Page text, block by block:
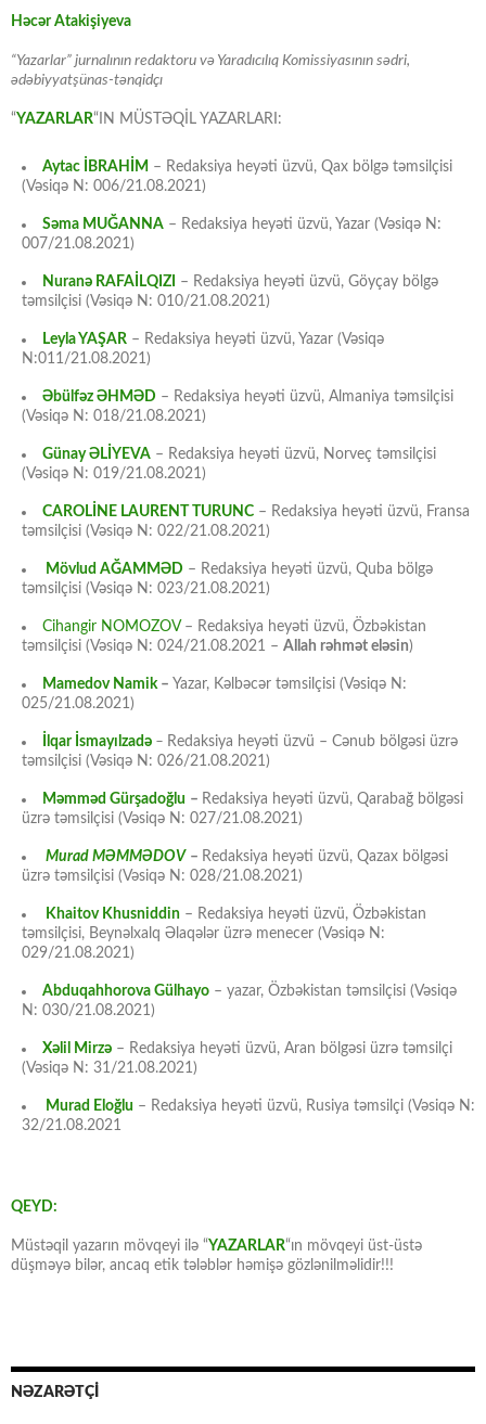
Həcər Atakişiyeva
“Yazarlar” jurnalının redaktoru və Yaradıcılıq Komissiyasının sədri,
ədəbiyyatşünas-tənqidçı
“YAZARLAR“IN MÜSTƏQİL YAZARLARI:
Aytac İBRAHİM – Redaksiya heyəti üzvü, Qax bölgə təmsilçisi
(Vəsiqə N: 006/21.08.2021)
Səma MUĞANNA – Redaksiya heyəti üzvü, Yazar (Vəsiqə N:
007/21.08.2021)
Nuranə RAFAİLQIZI
– Redaksiya heyəti üzvü, Göyçay bölgə
təmsilçisi (Vəsiqə N: 010/21.08.2021)
Leyla YAŞAR – Redaksiya heyəti üzvü, Yazar (Vəsiqə
N:011/21.08.2021)
Əbülfəz ƏHMƏD – Redaksiya heyəti üzvü, Almaniya təmsilçisi
(Vəsiqə N: 018/21.08.2021)
Günay ƏLİYEVA – Redaksiya heyəti üzvü, Norveç təmsilçisi
(Vəsiqə N: 019/21.08.2021)
CAROLİNE LAURENT TURUNC – Redaksiya heyəti üzvü, Fransa
təmsilçisi (Vəsiqə N: 022/21.08.2021)
Mövlud AĞAMMƏD – Redaksiya heyəti üzvü, Quba bölgə
təmsilçisi (Vəsiqə N: 023/21.08.2021)
Cihangir NOMOZOV– Redaksiya heyəti üzvü, Özbəkistan
təmsilçisi (Vəsiqə N: 024/21.08.2021 – Allah rəhmət eləsin)
Mamedov Namik – Yazar, Kəlbəcər təmsilçisi (Vəsiqə N:
025/21.08.2021)
İlqar İsmayılzadə – Redaksiya heyəti üzvü – Cənub bölgəsi üzrə
təmsilçisi (Vəsiqə N: 026/21.08.2021)
Məmməd Gürşadoğlu – Redaksiya heyəti üzvü, Qarabağ bölgəsi
üzrə təmsilçisi (Vəsiqə N: 027/21.08.2021)
Murad MƏMMƏDOV – Redaksiya heyəti üzvü, Qazax bölgəsi
üzrə təmsilçisi (Vəsiqə N: 028/21.08.2021)
Khaitov Khusniddin – Redaksiya heyəti üzvü, Özbəkistan
təmsilçisi, Beynəlxalq Əlaqələr üzrə menecer (Vəsiqə N:
029/21.08.2021)
Abduqahhorova Gülhayo – yazar, Özbəkistan təmsilçisi (Vəsiqə
N: 030/21.08.2021)
Xəlil Mirzə – Redaksiya heyəti üzvü, Aran bölgəsi üzrə təmsilçi
(Vəsiqə N: 31/21.08.2021)
Murad Eloğlu – Redaksiya heyəti üzvü, Rusiya təmsilçi (Vəsiqə N:
32/21.08.2021
QEYD:
Müstəqil yazarın mövqeyi ilə “YAZARLAR“ın mövqeyi üst-üstə
düşməyə bilər, ancaq etik tələblər həmişə gözlənilməlidir!!!
NƏZARƏTÇİ